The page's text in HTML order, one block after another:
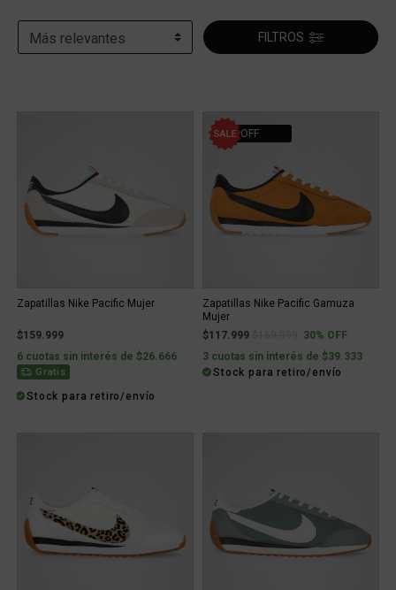
FILTROS
Zapatillas Nike Pacific Mujer
$159.999
6 cuotas sin interés de $26.666
Gratis
Stock para retiro/envío
30% OFF
Zapatillas Nike Pacific Gamuza
Mujer
$117.999
Price reduced from
to30% OFF
3 cuotas sin interés de $39.333
Stock para retiro/envío